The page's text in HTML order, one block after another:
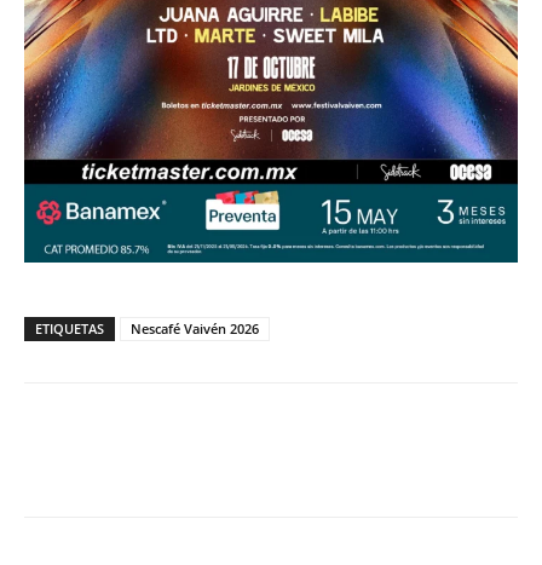
ETIQUETAS Nescafé Vaivén 2026